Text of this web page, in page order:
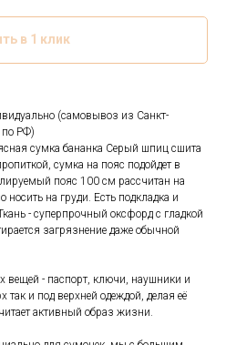
в 1 клик
(самовывоз из Санкт-
по РФ)
сумка бананка Серый шпиц сшита
сумка на пояс подойдет в
пояс 100 см рассчитан на
на груди. Есть подкладка и
- суперпрочный оксфорд с гладкой
загрязнение даже обычной
вещей - паспорт, ключи, наушники и
так и под верхней одеждой, делая её
активный образ жизни.